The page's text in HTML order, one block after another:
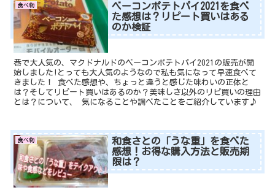
食べ物
ベーコンポテトパイ2021を食べ
た感想は？リピート買いはある
のか検証
巷で大人気の、マクドナルドのベーコンポテトパイ2021の販売が開
始しました!とっても大人気のようなので私も気になって早速食べて
きました！ 食べた感想や、ちょっと違うと感じた味わいの正体と
は？そしてリピート買いはあるのか？美味しさ以外のリピ買いの理由
とは？について、 気になることや調べたことをご紹介しています♪
食べ物
和食さとの「うな重」を食べた
感想！お得な購入方法と販売期
限は？